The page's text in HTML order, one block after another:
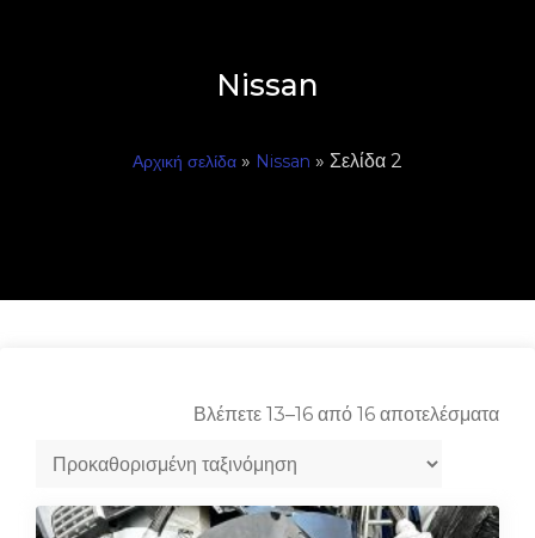
Nissan
Αρχική σελίδα » Nissan » Σελίδα 2
Βλέπετε 13–16 από 16 αποτελέσματα